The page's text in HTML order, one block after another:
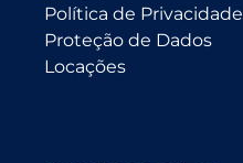
Política de Privacidade
Proteção de Dados
Locações